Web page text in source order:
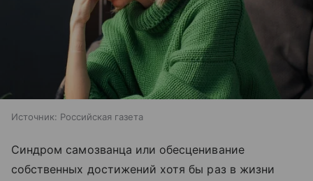
Источник: Российская газета
Синдром самозванца или обесценивание
собственных достижений хотя бы раз в жизни